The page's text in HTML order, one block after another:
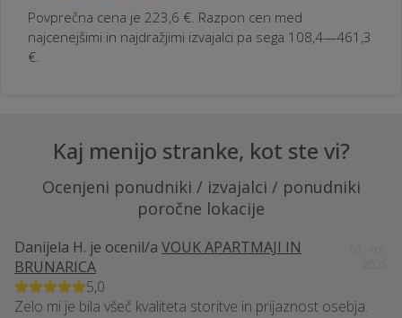
Povprečna cena je 223,6 €. Razpon cen med
najcenejšimi in najdražjimi izvajalci pa sega 108,4—461,3
€.
Kaj menijo stranke, kot ste vi?
Ocenjeni ponudniki / izvajalci / ponudniki
poročne lokacije
Danijela H. je ocenil/a VOUK APARTMAJI IN
BRUNARICA
5,0
Zelo mi je bila všeč kvaliteta storitve in prijaznost osebja.